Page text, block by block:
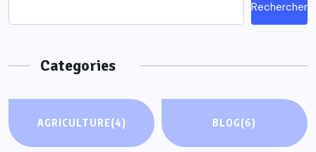
Rechercher
Categories
AGRICULTURE(4) BLOG(6)